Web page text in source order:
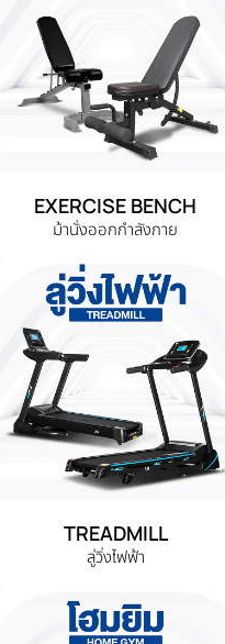
EXERCISE BENCH
ม้านั่งออกกำลังกาย
TREADMILL
ลู่วิ่งไฟฟ้า